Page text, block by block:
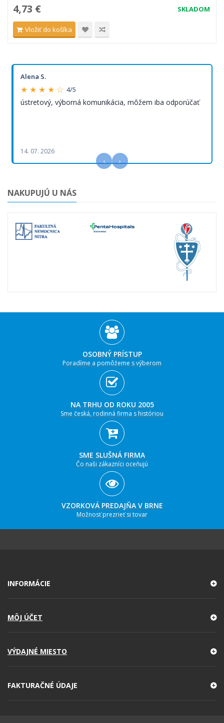
SKLADOM
4,73 €
Vložiť do košíka
Alena S.
★ ★ ★ ★ ☆ 4/5
ústretový, výborná komunikácia, môžem iba odporúčať
14. 07. 2026
‹ ›
NAKUPUJÚ U NÁS
OSOBNÝ PRÍSTUP
Poradíme a pomôžeme s výberom
NA TRHU OD ROKU 2005
Sme česká, rodinná firma s históriou
SME SLUŠNÁ FIRMA
Čo naši zákazníci oceňujú
VZORKOVÁ PREDAJŇA V BRNE
Možnosť prezrieť si tovar
INFORMÁCIE
MÔJ ÚČET
VÝDAJNÉ MIESTO
FAKTURAČNÉ ÚDAJE